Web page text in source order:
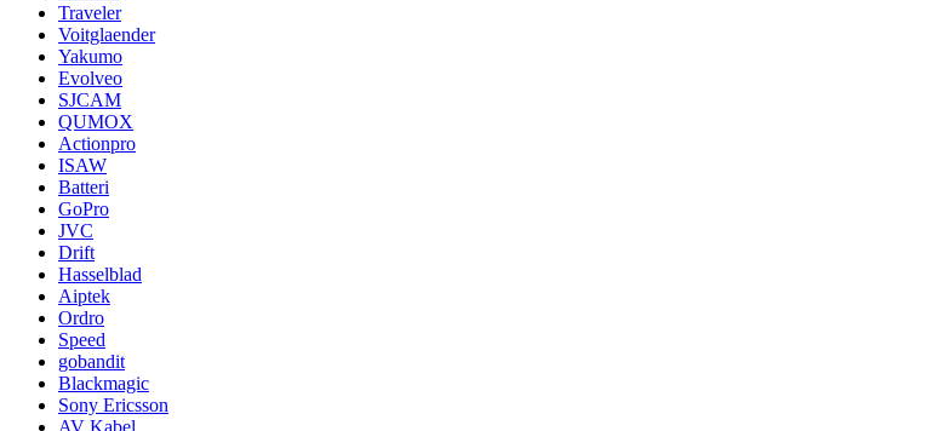
Traveler
Voitglaender
Yakumo
Evolveo
SJCAM
QUMOX
Actionpro
ISAW
Batteri
GoPro
JVC
Drift
Hasselblad
Aiptek
Ordro
Speed
gobandit
Blackmagic
Sony Ericsson
AV Kabel